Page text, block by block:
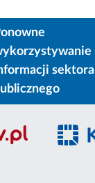
sektora